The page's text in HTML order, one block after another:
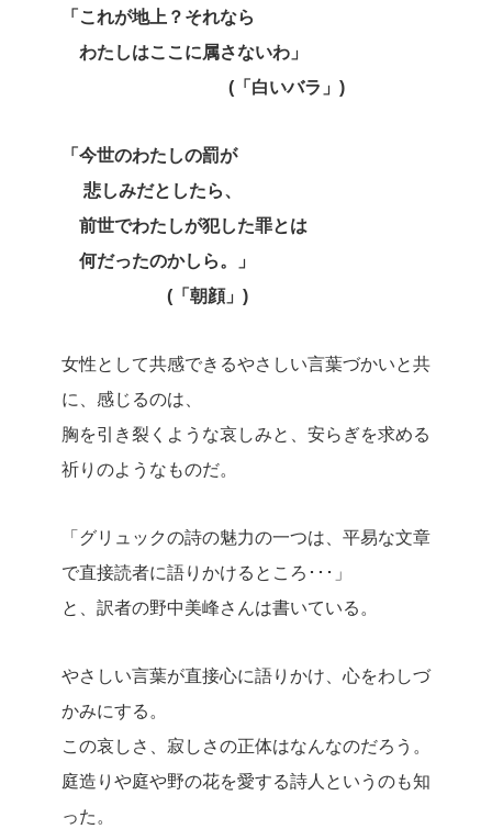
「これが地上？それなら
わたしはここに属さないわ」
(「白いバラ」)
「今世のわたしの罰が
悲しみだとしたら、
前世でわたしが犯した罪とは
何だったのかしら。」
(「朝顔」)
女性として共感できるやさしい言葉づかいと共
に、感じるのは、
胸を引き裂くような哀しみと、安らぎを求める
祈りのようなものだ。
「グリュックの詩の魅力の一つは、平易な文章
で直接読者に語りかけるところ･･･」
と、訳者の野中美峰さんは書いている。
やさしい言葉が直接心に語りかけ、心をわしづ
かみにする。
この哀しさ、寂しさの正体はなんなのだろう。
庭造りや庭や野の花を愛する詩人というのも知
った。